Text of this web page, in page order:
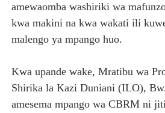
amewaomba washiriki wa
kwa makini na kwa wakati ili
malengo ya mpango huo.
‎Kwa upande wake, Mratibu wa
Shirika la Kazi Duniani (ILO),
amesema mpango wa CBRM ni